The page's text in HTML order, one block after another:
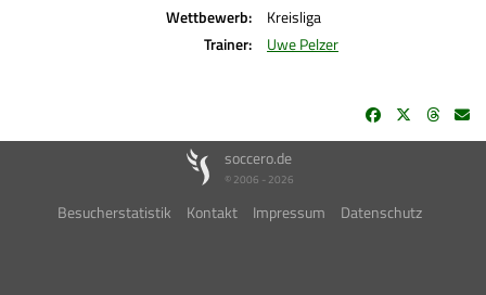
Wettbewerb:
Kreisliga
Trainer:
Uwe Pelzer
soccero.de
© 2006 - 2026
Besucherstatistik Kontakt Impressum Datenschutz